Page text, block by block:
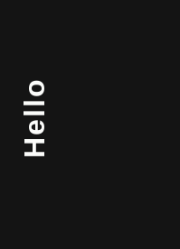
Hello